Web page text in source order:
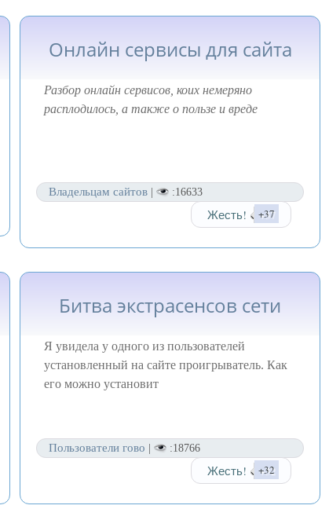
Онлайн сервисы для сайта
Разбор онлайн сервисов, коих немеряно
расплодилось, а также о пользе и вреде
Владельцам сайтов | :16633
Жесть! +37
Битва экстрасенсов сети
Я увидела у одного из пользователей
установленный на сайте проигрыватель. Как
его можно установит
Пользователи гово | :18766
Жесть! +32